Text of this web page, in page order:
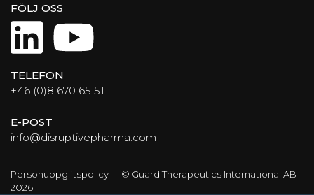
FÖLJ OSS
LinkedIn
YouTube
TELEFON
+46 (0)8 670 65 51
E-POST
info@disruptivepharma.com
Personuppgiftspolicy © Guard Therapeutics International AB
2026